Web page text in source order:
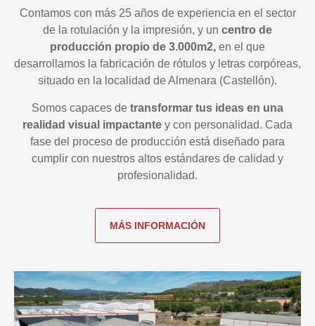
Contamos con más 25 años de experiencia en el sector
de la rotulación y la impresión, y un centro de
producción propio de 3.000m2, en el que
desarrollamos la fabricación de rótulos y letras corpóreas,
situado en la localidad de Almenara (Castellón).
Somos capaces de transformar tus ideas en una
realidad visual impactante y con personalidad. Cada
fase del proceso de producción está diseñado para
cumplir con nuestros altos estándares de calidad y
profesionalidad.
MÁS INFORMACIÓN